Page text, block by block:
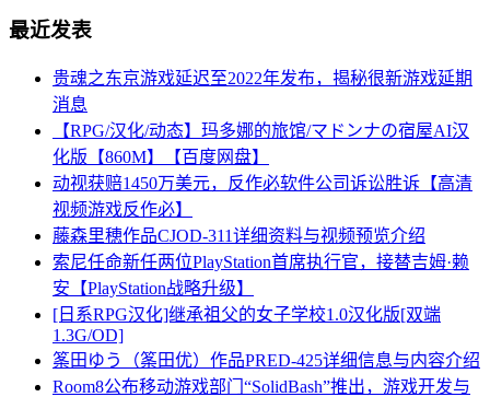
最近发表
贵魂之东京游戏延迟至2022年发布，揭秘很新游戏延期
消息
【RPG/汉化/动态】玛多娜的旅馆/マドンナの宿屋AI汉
化版【860M】【百度网盘】
动视获赔1450万美元，反作必软件公司诉讼胜诉【高清
视频游戏反作必】
藤森里穂作品CJOD-311详细资料与视频预览介绍
索尼任命新任两位PlayStation首席执行官，接替吉姆·赖
安【PlayStation战略升级】
[日系RPG汉化]继承祖父的女子学校1.0汉化版[双端
1.3G/OD]
筿田ゆう（筿田优）作品PRED-425详细信息与内容介绍
Room8公布移动游戏部门“SolidBash”推出，游戏开发与